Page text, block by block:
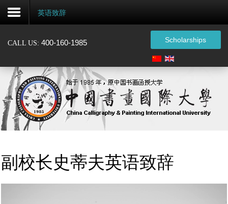
Home
About
Certification
英语致辞
CALL US:400-160-1985 Scholarships
副校长史蒂夫英语致辞